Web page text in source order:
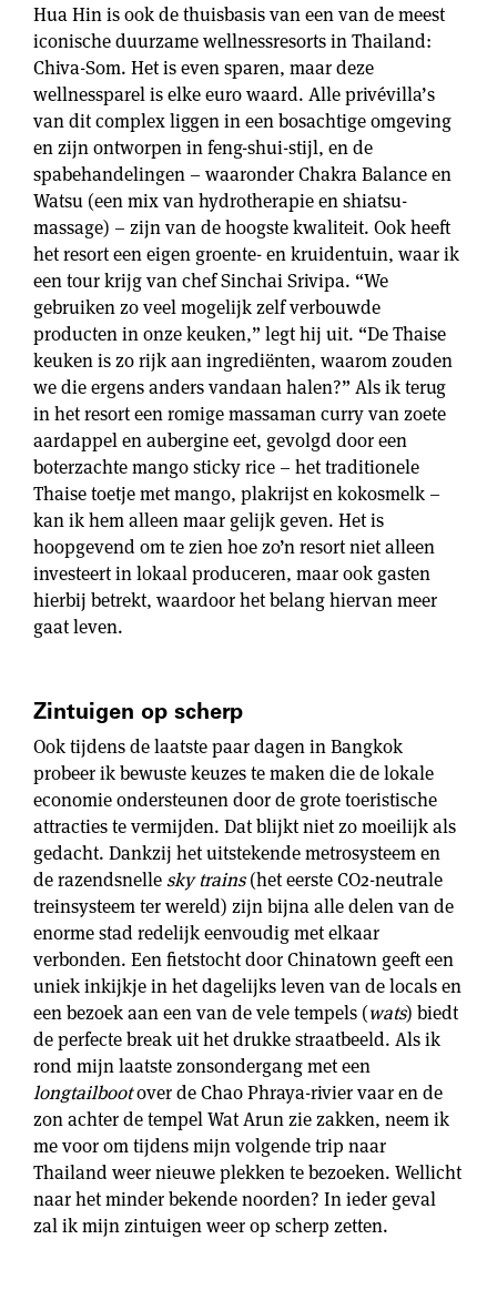
Hua Hin is ook de thuisbasis van een van de meest
iconische duurzame wellnessresorts in Thailand:
Chiva-Som. Het is even sparen, maar deze
wellnessparel is elke euro waard. Alle privévilla’s
van dit complex liggen in een bosachtige omgeving
en zijn ontworpen in feng-shui-stijl, en de
spabehandelingen – waaronder Chakra Balance en
Watsu (een mix van hydrotherapie en shiatsu-
massage) – zijn van de hoogste kwaliteit. Ook heeft
het resort een eigen groente- en kruidentuin, waar ik
een tour krijg van chef Sinchai Srivipa. “We
gebruiken zo veel mogelijk zelf verbouwde
producten in onze keuken,” legt hij uit. “De Thaise
keuken is zo rijk aan ingrediënten, waarom zouden
we die ergens anders vandaan halen?” Als ik terug
in het resort een romige massaman curry van zoete
aardappel en aubergine eet, gevolgd door een
boterzachte mango sticky rice – het traditionele
Thaise toetje met mango, plakrijst en kokosmelk –
kan ik hem alleen maar gelijk geven. Het is
hoopgevend om te zien hoe zo’n resort niet alleen
investeert in lokaal produceren, maar ook gasten
hierbij betrekt, waardoor het belang hiervan meer
gaat leven.
Zintuigen op scherp
Ook tijdens de laatste paar dagen in Bangkok
probeer ik bewuste keuzes te maken die de lokale
economie ondersteunen door de grote toeristische
attracties te vermijden. Dat blijkt niet zo moeilijk als
gedacht. Dankzij het uitstekende metrosysteem en
de razendsnellesky trains(het eerste CO2-neutrale
treinsysteem ter wereld) zijn bijna alle delen van de
enorme stad redelijk eenvoudig met elkaar
verbonden. Een fietstocht door Chinatown geeft een
uniek inkijkje in het dagelijks leven van de locals en
een bezoek aan een van de vele tempels (wats) biedt
de perfecte break uit het drukke straatbeeld. Als ik
rond mijn laatste zonsondergang met een
longtailbootover de Chao Phraya-rivier vaar en de
zon achter de tempel Wat Arun zie zakken, neem ik
me voor om tijdens mijn volgende trip naar
Thailand weer nieuwe plekken te bezoeken. Wellicht
naar het minder bekende noorden? In ieder geval
zal ik mijn zintuigen weer op scherp zetten.